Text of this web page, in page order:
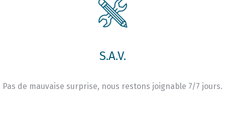
S.A.V.
Pas de mauvaise surprise, nous restons joignable 7/7 jours.